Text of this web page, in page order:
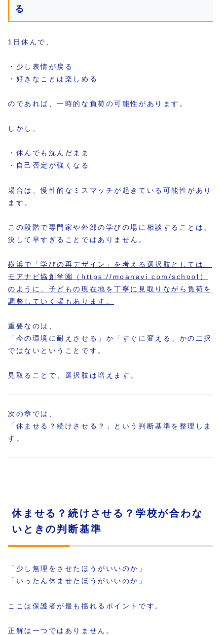
る
1日休んで、
・少し表情が戻る
・好きなことは楽しめる
のであれば、一時的な負荷の可能性があります。
しかし、
・休んでも沈んだまま
・自己否定が強くなる
場合は、慢性的なミスマッチが起きている可能性があり
ます。
この段階で専門家や外部の学びの場に相談することは、
決して早すぎることではありません。
横浜で「学びの再デザイン」を考える選択肢としては、
モアナビ協創学園（https://moanavi.com/school）
のように、子どもの現在地を丁寧に見取りながら負荷を
調整していく場もあります。
重要なのは、
「今の環境に耐えさせる」か「すぐに変える」かの二択
ではないということです。
見取ることで、選択肢は増えます。
次の章では、
「休ませる？続けさせる？」という判断基準を整理しま
す。
休ませる？続けさせる？学校が合わな
いときの判断基準
「少し無理をさせたほうがいいのか」
「いったん休ませたほうがいいのか」
ここは保護者が最も揺れるポイントです。
正解は一つではありません。